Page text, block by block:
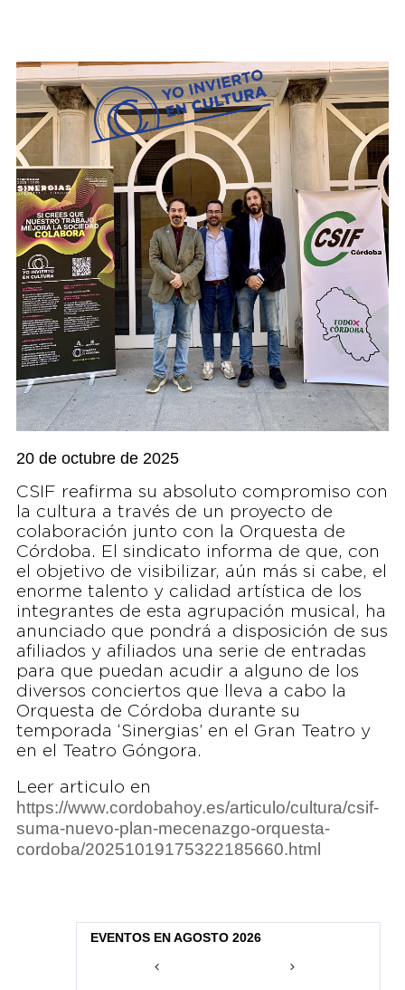
20 de octubre de 2025
CSIF reafirma su absoluto compromiso con
la cultura a través de un proyecto de
colaboración junto con la Orquesta de
Córdoba. El sindicato informa de que, con
el objetivo de visibilizar, aún más si cabe, el
enorme talento y calidad artística de los
integrantes de esta agrupación musical, ha
anunciado que pondrá a disposición de sus
afiliados y afiliados una serie de entradas
para que puedan acudir a alguno de los
diversos conciertos que lleva a cabo la
Orquesta de Córdoba durante su
temporada ‘Sinergias’ en el Gran Teatro y
en el Teatro Góngora.
Leer articulo en
https://www.cordobahoy.es/articulo/cultura/csif-
suma-nuevo-plan-mecenazgo-orquesta-
cordoba/20251019175322185660.html
EVENTOS EN AGOSTO 2026